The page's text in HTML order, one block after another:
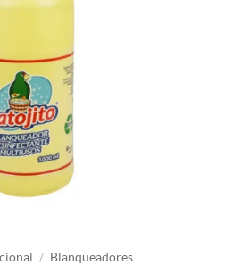
/ Blanqueadores